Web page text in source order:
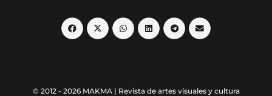
© 2012 - 2026 MAKMA | Revista de artes visuales y cultura